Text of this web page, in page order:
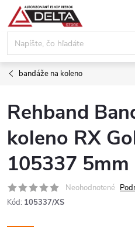
Prejsť
obsah
bandáže na koleno
Rehband
koleno RX
105337 5mm
Neohodnotené
Kód: 105337/XS